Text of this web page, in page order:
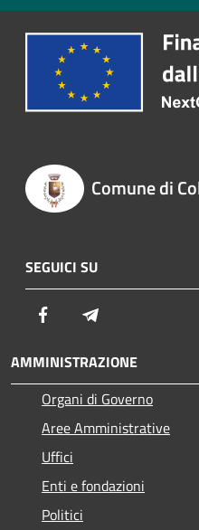
Comune di
SEGUICI SU
Facebook
AMMINISTRAZIONE
Organi di Governo
Aree Amministrative
Uffici
Enti e fondazioni
Politici